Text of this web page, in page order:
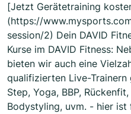
[Jetzt Gerätetraining
(https://
session/2) Dein DAVID
Kurse im DAVID Fitness:
bieten wir auch eine
qualifizierten Live-
Step, Yoga, BBP,
Bodystyling, uvm. - hier ist